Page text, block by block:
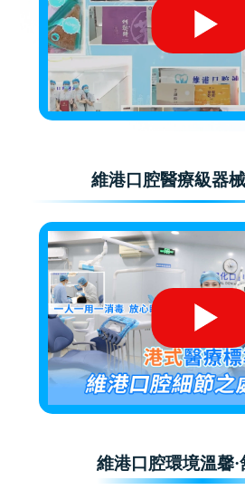
維港口腔醫療級器
維港口腔環境溫馨